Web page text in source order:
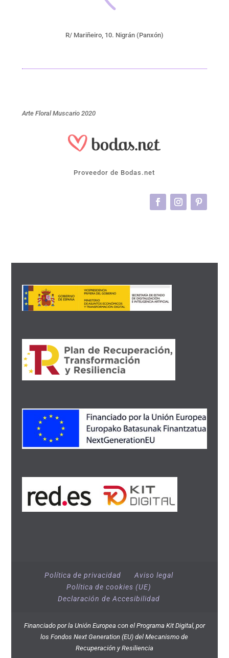
R/ Mariñeiro, 10. Nigrán (Panxón)
Arte Floral Muscario 2020
Proveedor de Bodas.net
Política de privacidad
Aviso legal
Política de cookies (UE)
Declaración de Accesibilidad
Financiado por la Unión Europea con el Programa Kit Digital, por
los Fondos Next Generation (EU) del Mecanismo de
Recuperación y Resiliencia